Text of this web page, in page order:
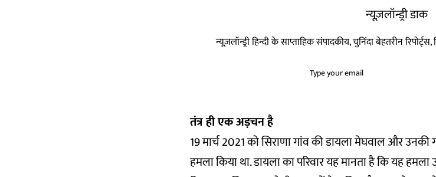
न्यूज़लॉन्ड्री डाक
न्यूज़लॉन्ड्री हिन्दी के साप्ताहिक संपादकीय, चुनिंदा बेहतरीन
तंत्र ही एक अड़चन है
19 मार्च 2021 को सिराणा गांव की डायला मेघवाल और
हमला किया था. डायला का परिवार यह मानता है कि यह